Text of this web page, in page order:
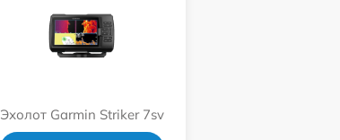
Эхолот Garmin Striker 7sv